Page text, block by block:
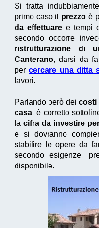
Si tratta
primo caso il prezzo è
da effettuare e tempi
secondo occorre
ristrutturazione di
Canterano, darsi da
percercare una ditta
lavori.
Parlando però dei costi
casa, è corretto
lacifra da investire
e si dovranno
stabilire le opere da
secondo esigenze,
disponibile.